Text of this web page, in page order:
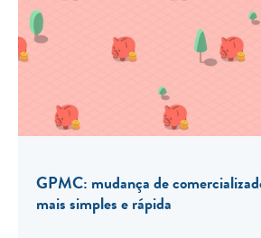
GPMC: mudança de
mais simples e rápida